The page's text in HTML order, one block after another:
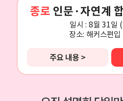
종로 인문·자연계
일시 : 8월 31일
장소: 해커스편입
주요 내용 >